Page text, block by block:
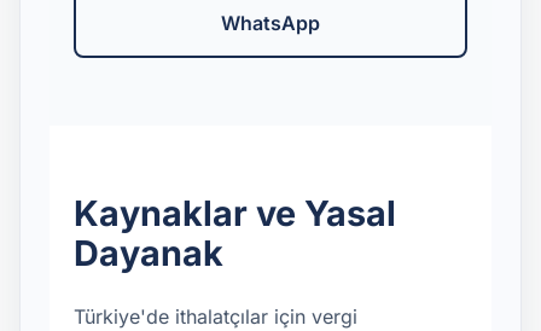
WhatsApp
Kaynaklar ve Yasal
Dayanak
Türkiye'de ithalatçılar için vergi